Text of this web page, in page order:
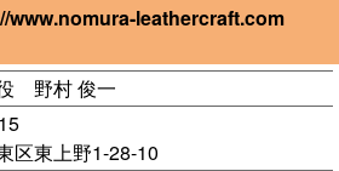
www.nomura-leathercraft.com
野村 俊一
区東上野1-28-10